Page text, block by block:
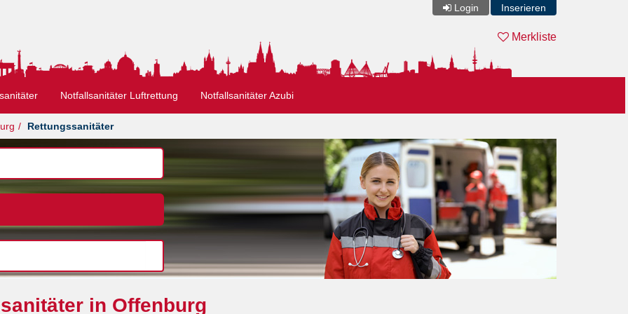
Login Inserieren
Merkliste
Notfallsanitäter Luftrettung Notfallsanitäter Azubi
Rettungssanitäter
in Offenburg